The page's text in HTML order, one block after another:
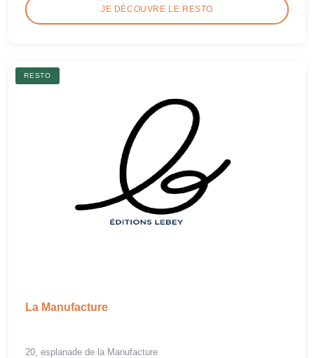
JE DÉCOUVRE LE RESTO
RESTO
La Manufacture
20, esplanade de la Manufacture